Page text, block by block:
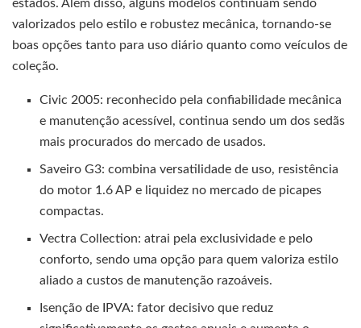
estados. Além disso, alguns modelos continuam sendo
valorizados pelo estilo e robustez mecânica, tornando-se
boas opções tanto para uso diário quanto como veículos de
coleção.
Civic 2005: reconhecido pela confiabilidade mecânica
e manutenção acessível, continua sendo um dos sedãs
mais procurados do mercado de usados.
Saveiro G3: combina versatilidade de uso, resistência
do motor 1.6 AP e liquidez no mercado de picapes
compactas.
Vectra Collection: atrai pela exclusividade e pelo
conforto, sendo uma opção para quem valoriza estilo
aliado a custos de manutenção razoáveis.
Isenção de IPVA: fator decisivo que reduz